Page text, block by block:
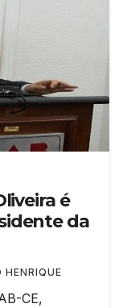
é
da
HENRIQUE
CE,